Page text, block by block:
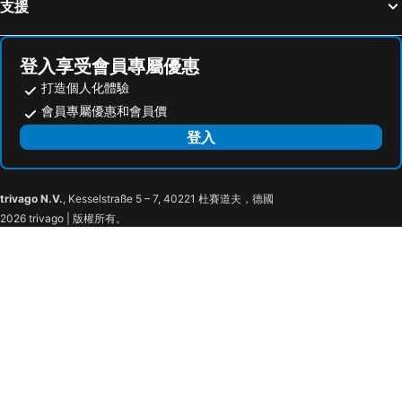
Luodong Night Market - Micha
The Glory Hotel
Ye-Bo Mei Hua Lu
幼獅大飯店
Elan-Motel
Ting Shuan B B&B
支援
登入享受會員專屬優惠
打造個人化體驗
會員專屬優惠和會員價
登入
trivago N.V., Kesselstraße 5 – 7, 40221 杜賽道夫，德國
2026 trivago | 版權所有。